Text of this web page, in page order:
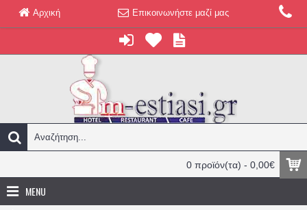
Αρχική Επικοινωνήστε μαζί μας
0 προϊόν(τα) - 0,00€
MENU